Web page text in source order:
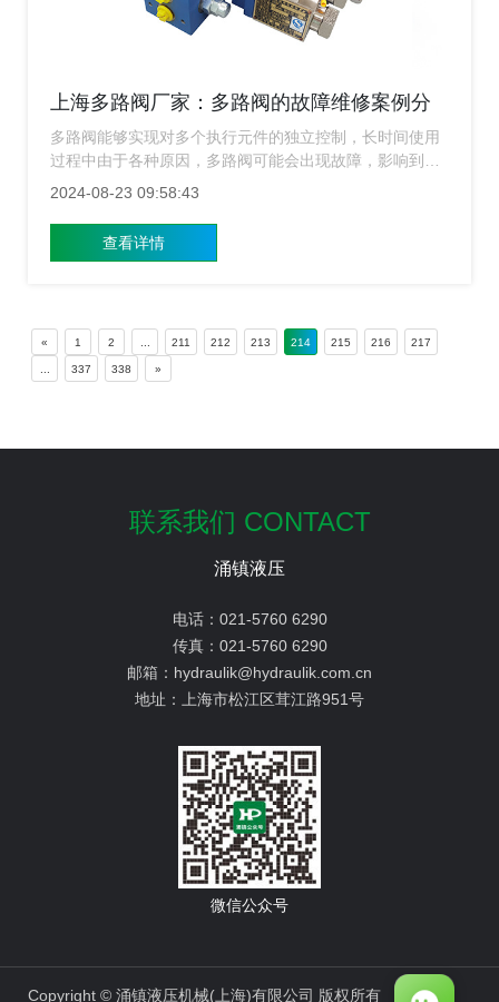
上海多路阀厂家：多路阀的故障维修案例分
享
多路阀能够实现对多个执行元件的独立控制，长时间使用
过程中由于各种原因，多路阀可能会出现故障，影响到整
个系统的正常运行，上海多路阀厂家​通过几个典型的维修
2024-08-23 09:58:43
查看详情
« 1 2 ... 211 212 213 214 215 216 217
... 337 338 »
联系我们 CONTACT
涌镇液压
电话： 021-5760 6290
传真： 021-5760 6290
邮箱： hydraulik@hydraulik.com.cn
地址： 上海市松江区茸江路951号
微信公众号
Copyright © 涌镇液压机械(上海)有限公司 版权所有